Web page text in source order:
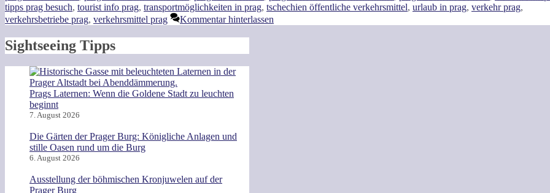
tipps prag besuch, tourist info prag, transportmöglichkeiten in prag, tschechien öffentliche verkehrsmittel, urlaub in prag, verkehr prag,
verkehrsbetriebe prag, verkehrsmittel prag Kommentar hinterlassen
Sightseeing Tipps
Prags Laternen: Wenn die Goldene Stadt zu leuchten
beginnt
7. August 2026
Die Gärten der Prager Burg: Königliche Anlagen und
stille Oasen rund um die Burg
6. August 2026
Ausstellung der böhmischen Kronjuwelen auf der
Prager Burg